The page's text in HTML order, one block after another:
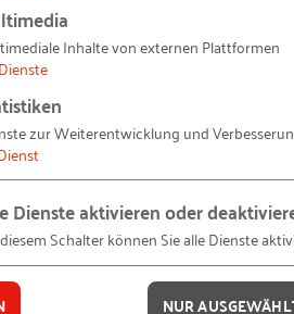
Berufskolleg Solingen
Bau
4.2, Standnummer 4806,
sowie weitere
in der Preisträgerbroschüre
und kann schon jetzt
auf: www.aufitgebaut.de.
Inhalte von externen Plattformen
Dienste
zur Weiterentwicklung und
Dienste aktivieren oder
Schalter können Sie alle Dienste
NUR